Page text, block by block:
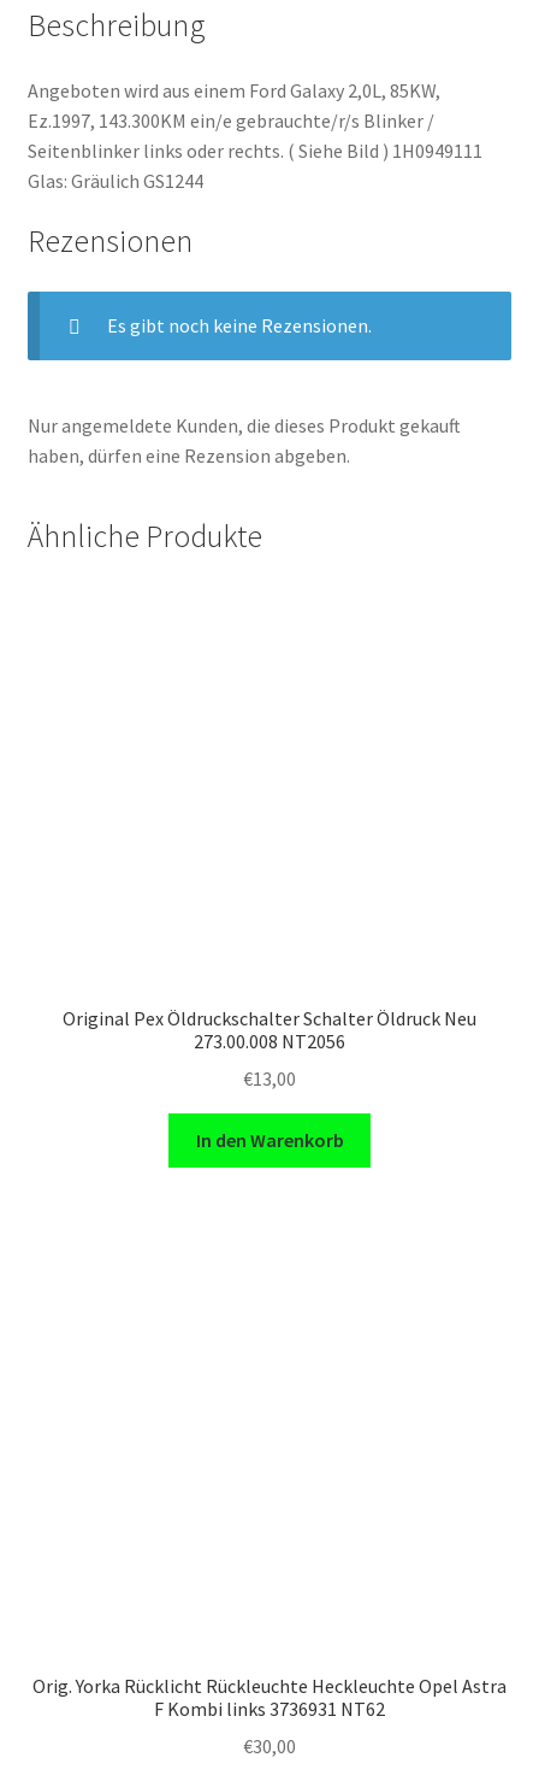
Beschreibung
Angeboten wird aus einem Ford Galaxy 2,0L, 85KW,
Ez.1997, 143.300KM ein/e gebrauchte/r/s Blinker /
Seitenblinker links oder rechts. ( Siehe Bild ) 1H0949111
Glas: Gräulich GS1244
Rezensionen
Es gibt noch keine Rezensionen.
Nur angemeldete Kunden, die dieses Produkt gekauft
haben, dürfen eine Rezension abgeben.
Ähnliche Produkte
Original Pex Öldruckschalter Schalter Öldruck Neu
273.00.008 NT2056
€13,00
In den Warenkorb
Orig. Yorka Rücklicht Rückleuchte Heckleuchte Opel Astra
F Kombi links 3736931 NT62
€30,00